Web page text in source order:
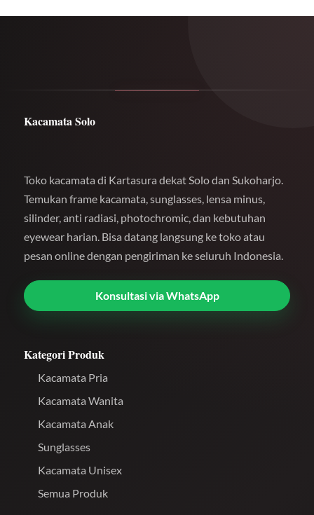
Kacamata Solo
Toko kacamata di Kartasura dekat Solo dan Sukoharjo.
Temukan frame kacamata, sunglasses, lensa minus,
silinder, anti radiasi, photochromic, dan kebutuhan
eyewear harian. Bisa datang langsung ke toko atau
pesan online dengan pengiriman ke seluruh Indonesia.
Konsultasi via WhatsApp
Kategori Produk
Kacamata Pria
Kacamata Wanita
Kacamata Anak
Sunglasses
Kacamata Unisex
Semua Produk